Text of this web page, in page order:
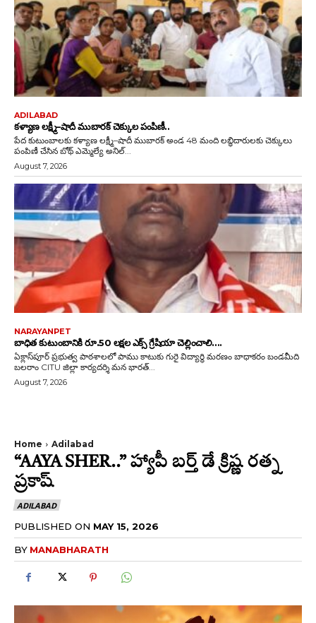
ADILABAD
కళ్యాణ లక్ష్మీ–షాదీ ముబారక్ చెక్కుల పంపిణీ..
పేద కుటుంబాలకు కళ్యాణ లక్ష్మీ–షాదీ ముబారక్ అండ 48 మంది లబ్ధిదారులకు చెక్కులు
పంపిణీ చేసిన బోథ్ ఎమ్మెల్యే అనిల్...
August 7, 2026
NARAYANPET
బాధిత కుటుంబానికి రూ.50 లక్షల ఎక్స్ గ్రేషియా చెల్లించాలి….
ఏక్లాస్‌పూర్ ప్రభుత్వ పాఠశాలలో పాము కాటుకు గురై విద్యార్థి మరణం బాధాకరం బండమీది
బలరాం CITU జిల్లా కార్యదర్శి మన భారత్...
August 7, 2026